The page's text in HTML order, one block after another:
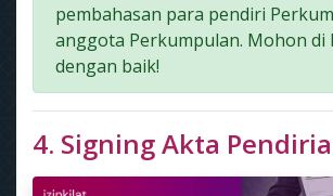
pembahasan para pendiri
anggota Perkumpulan. Mohon di
dengan baik!
4. Signing Akta